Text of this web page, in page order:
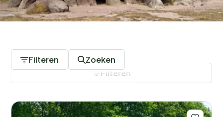
Filteren Zoeken
Filteren